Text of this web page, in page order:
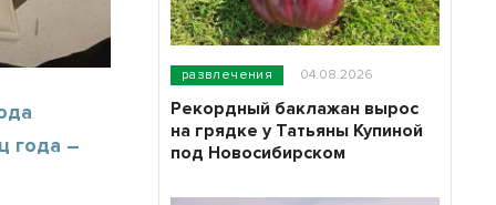
года –
развлечения 04.08.2026
Рекордный баклажан вырос
на грядке у Татьяны Купиной
под Новосибирском